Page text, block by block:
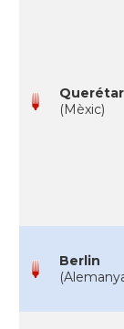
(Mèxic)
Berlin